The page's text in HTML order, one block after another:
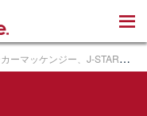
ジー、J-STAR及びPotentiaによるjinjerへの共同資本参加に関して法的アドバイスを提供